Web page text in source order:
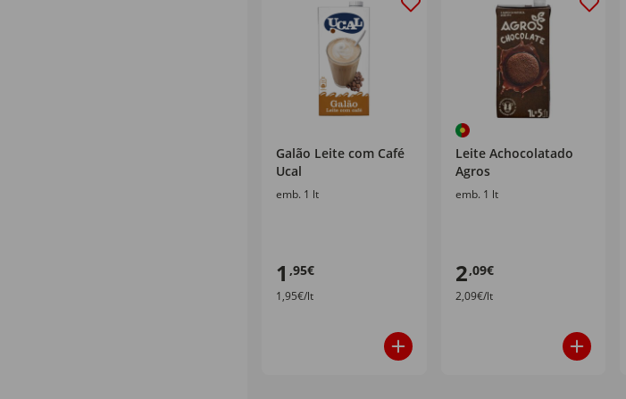
Galão Leite com Café
Ucal
emb. 1 lt
1 ,95€
1,95€/lt
Leite Achocolatado
Agros
emb. 1 lt
2,09€
2,09€/lt